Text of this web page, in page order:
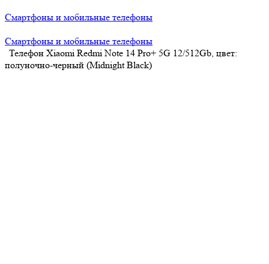
Смартфоны и мобильные телефоны
Смартфоны и мобильные телефоны
Телефон Xiaomi Redmi Note 14 Pro+ 5G 12/512Gb, цвет:
полуночно-черный (Midnight Black)